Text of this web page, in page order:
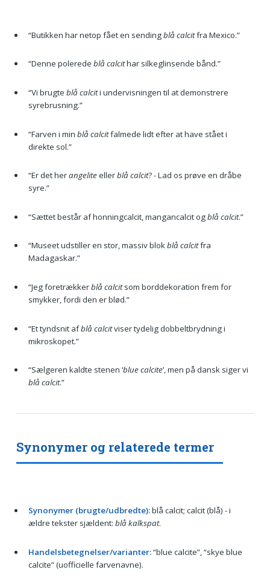
“Butikken har netop fået en sendingblå calcitfra Mexico.”
“Denne polerede blå calcithar silkeglinsende bånd.”
“Vi brugte blå calciti undervisningen til at demonstrere
syrebrusning.”
“Farven i min blå calcitfalmede lidt efter at have stået i
direkte sol.”
“Er det herangeliteellerblå calcit? - Lad os prøve en dråbe
syre.”
“Sættet består af honningcalcit, mangancalcit ogblå calcit.”
“Museet udstiller en stor, massiv blokblå calcitfra
Madagaskar.”
“Jeg foretrækkerblå calcitsom borddekoration frem for
smykker, fordi den er blød.”
“Et tyndsnit afblå calcitviser tydelig dobbeltbrydning i
mikroskopet.”
“Sælgeren kaldte stenen ‘blue calcite’, men på dansk siger vi
blå calcit.”
Synonymer og relaterede termer
Synonymer (brugte/udbredte):blå calcit; calcit (blå) - i
ældre tekster sjældent: blå kalkspat.
Handelsbetegnelser/varianter:“blue calcite”, “skye blue
calcite” (uofficielle farvenavne).